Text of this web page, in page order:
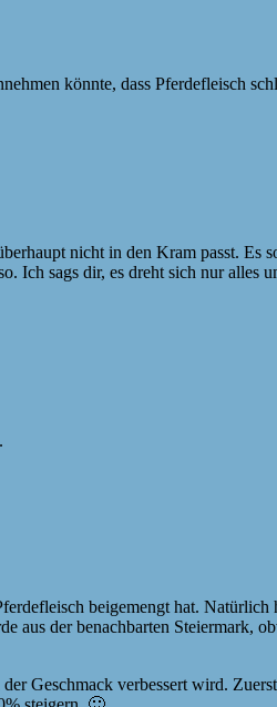
könnte, dass Pferdefleisch
nicht in den Kram passt. Es
Ich sags dir, es dreht sich nur alles
beigemengt hat. Natürlich
aus der benachbarten Steiermark,
Geschmack verbessert wird.